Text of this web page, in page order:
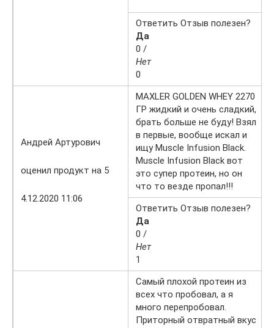
Ответить Отзыв полезен?
Да
0 /
Нет
0
Андрей Артурович
оценил продукт на 5
4.12.2020 11:06
MAXLER GOLDEN WHEY 2270
ГР жидкий и очень сладкий,
брать больше не буду! Взял
в первые, вообще искал и
ищу Muscle Infusion Black.
Muscle Infusion Black вот
это супер протеин, но он
что то везде пропал!!!
Ответить Отзыв полезен?
Да
0 /
Нет
1
Самый плохой протеин из
всех что пробовал, а я
много перепробовал.
Приторный отвратный вкус